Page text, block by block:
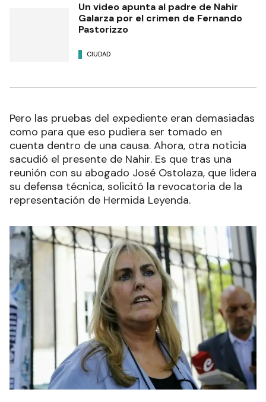
Un video apunta al padre de Nahir
Galarza por el crimen de Fernando
Pastorizzo
CIUDAD
Pero las pruebas del expediente eran demasiadas
como para que eso pudiera ser tomado en
cuenta dentro de una causa. Ahora, otra noticia
sacudió el presente de Nahir. Es que tras una
reunión con su abogado José Ostolaza, que lidera
su defensa técnica, solicitó la revocatoria de la
representación de Hermida Leyenda.